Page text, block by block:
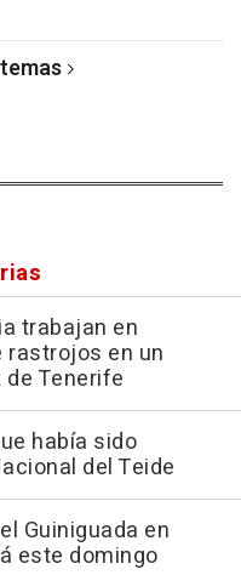
trabajan en
rastrojos en un
Tenerife
había sido
del Teide
Guiniguada en
este domingo